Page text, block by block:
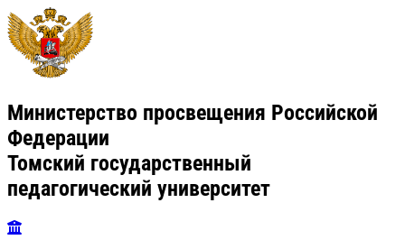
Министерство просвещения Российской
Федерации
Томский государственный
педагогический университет